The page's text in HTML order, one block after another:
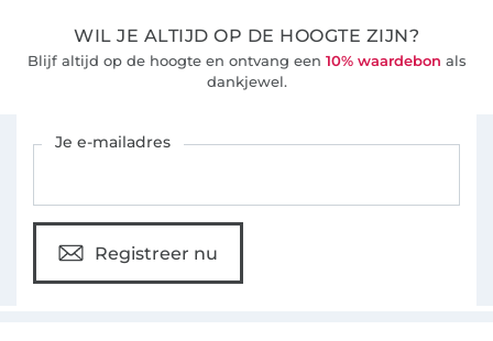
WIL JE ALTIJD OP DE HOOGTE ZIJN?
Blijf altijd op de hoogte en ontvang een 10% waardebon als
dankjewel.
Je e-mailadres
Registreer nu